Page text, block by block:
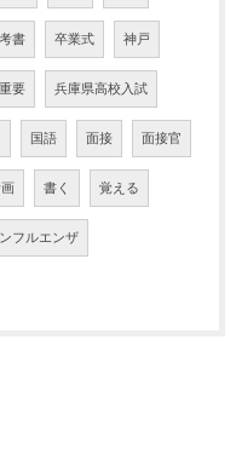
書 卒業式 神戸
重要 兵庫県高校入試
国語 面接 面接官
書く 覚える
フルエンザ